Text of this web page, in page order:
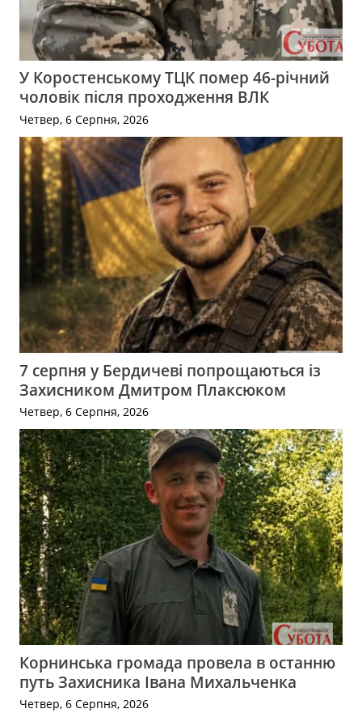
У Коростенському ТЦК помер 46-річний
чоловік після проходження ВЛК
Четвер, 6 Серпня, 2026
7 серпня у Бердичеві попрощаються із
Захисником Дмитром Плаксюком
Четвер, 6 Серпня, 2026
Корнинська громада провела в останню
путь Захисника Івана Михальченка
Четвер, 6 Серпня, 2026